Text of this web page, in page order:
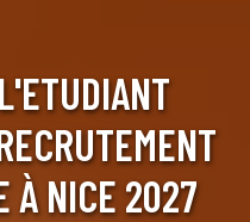
À NICE 2027